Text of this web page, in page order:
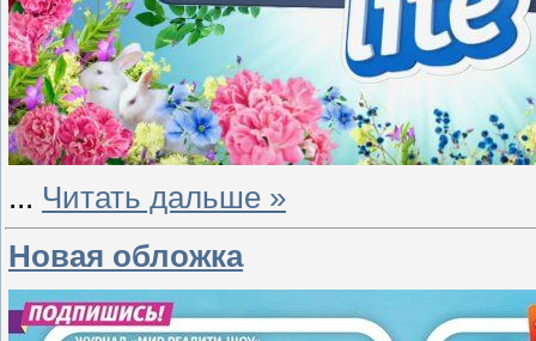
... Читать дальше »
Новая обложка